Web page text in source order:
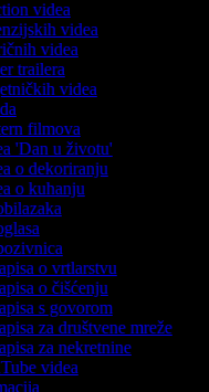
videa
videa
videa
trailera
videa
filmova
'Dan u životu'
o dekoriranju
o kuhanju
o vrtlarstvu
o čišćenju
s govorom
za društvene mreže
za nekretnine
videa